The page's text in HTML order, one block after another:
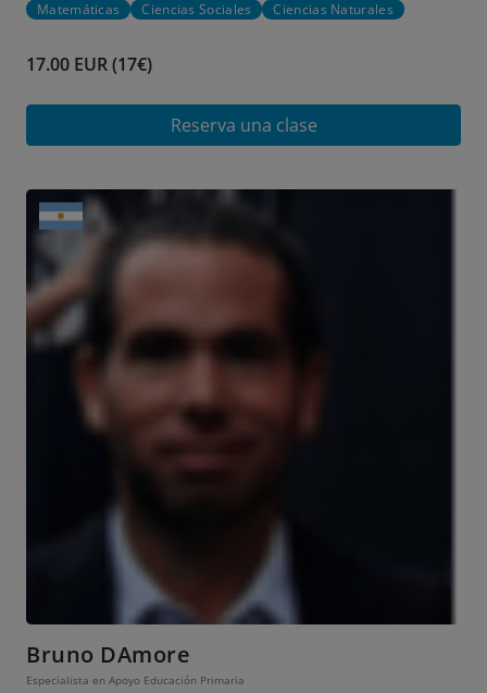
Matemáticas Ciencias Sociales Ciencias Naturales
17.00 EUR (17€)
Reserva una clase
Bruno DAmore
Especialista en Apoyo Educación Primaria